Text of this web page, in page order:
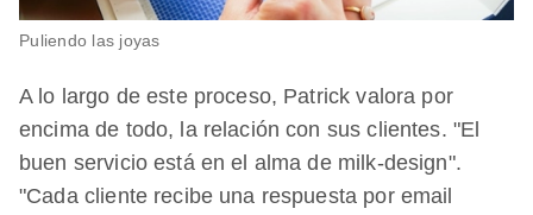
Puliendo las joyas
A lo largo de este proceso, Patrick valora por
encima de todo, la relación con sus clientes. "El
buen servicio está en el alma de milk-design".
"Cada cliente recibe una respuesta por email